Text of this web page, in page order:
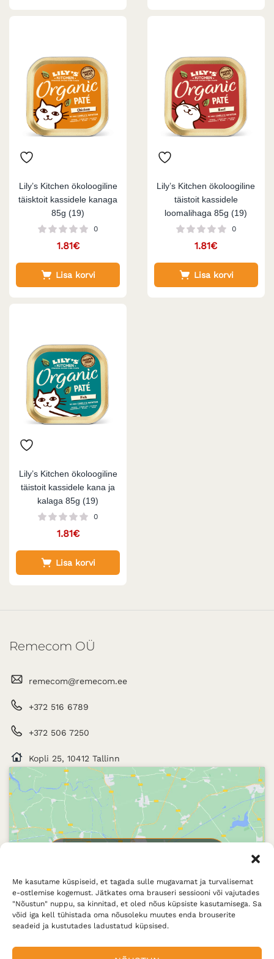
Me kasutame küspiseid, et tagada sulle mugavamat ja turvalisemat
e-ostlemise kogemust. Jätkates oma brauseri sessiooni või vajutades
"Nõustun" nuppu, sa kinnitad, et oled nõus küpsiste kasutamisega. Sa
võid iga kell tühistada oma nõusoleku muutes enda brouserite
seadeid ja kustutades ladustatud küpsised.
Lily’s Kitchen ökoloogiline
täisktoit kassidele kanaga
85g (19)
0
1.81€
Lisa korvi
Lily’s Kitchen ökoloogiline
täistoit kassidele
loomalihaga 85g (19)
0
1.81€
Lisa korvi
Lily’s Kitchen ökoloogiline
täistoit kassidele kana ja
kalaga 85g (19)
0
1.81€
Lisa korvi
Remecom OÜ
remecom@remecom.ee
+372 516 6789
+372 506 7250
Kopli 25, 10412 Tallinn